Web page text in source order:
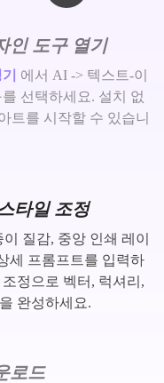
인 도구 열기
에서 AI -> 텍스트-이
선택하세요. 설치 없
트를 시작할 수 있습니
타일 조정
질감, 중앙 인쇄 레이
세 프롬프트를 입력하
정으로 벡터, 럭셔리,
완성하세요.
로드